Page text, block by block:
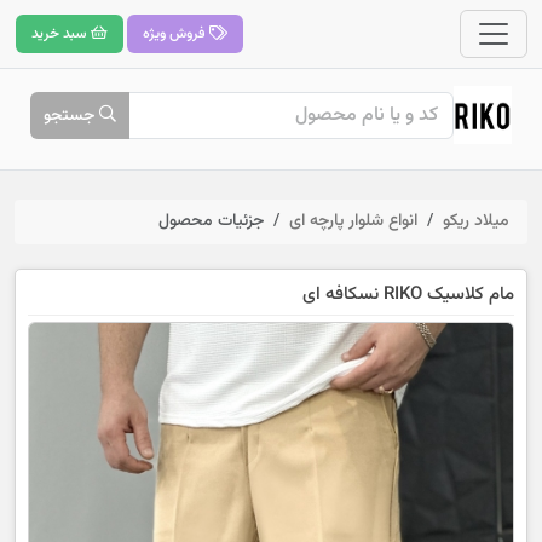
فروش ویژه سبد خرید
جستجو
میلاد ریکو انواع شلوار پارچه ای جزئیات محصول
مام کلاسیک RIKO نسکافه ای